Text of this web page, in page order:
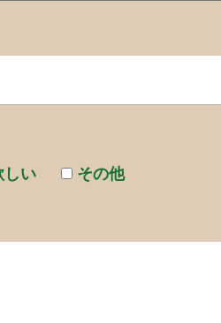
しい その他